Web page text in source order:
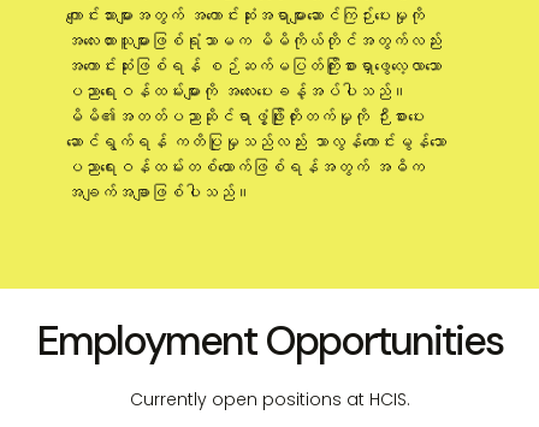
ကျောင်းသားများအတွက် အကောင်းဆုံးအရာများဆောင်ကြဉ်းပေးမှုကို
အလေးထားသူများဖြစ်ရုံသာမက မိမိကိုယ်တိုင်အတွက်လည်း
အကောင်းဆုံးဖြစ်ရန် စဉ်ဆက်မပြတ်ကြိုးစားရှာဖွေလေ့လာသော
ပညာရေးဝန်ထမ်းများကို အလေးပေးခန့်အပ်ပါသည်။
မိမိ၏အတတ်ပညာဆိုင်ရာဖွံ့ဖြိုးတိုးတက်မှုကို ဉီးစားပေး
ဆောင်ရွက်ရန် ကတိပြုမှုသည်လည်း သာလွန်ကောင်းမွန်သော
ပညာရေးဝန်ထမ်းတစ်ယောက်ဖြစ်ရန်အတွက် အဓိက
အချက်အချာဖြစ်ပါသည်။
Employment Opportunities
Currently open positions at HCIS.